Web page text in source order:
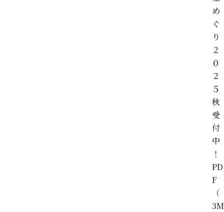
め
ぐ
り
２
０
２
５
秋
受
付
中
！
PD
F
（
3M